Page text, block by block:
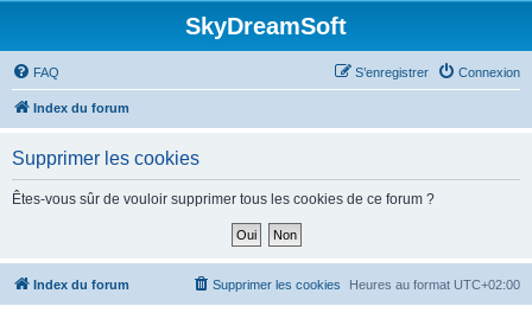
SkyDreamSoft
FAQ Connexion
S’enregistrer
Index du forum
Supprimer les cookies
Êtes-vous sûr de vouloir supprimer tous les cookies de ce forum ?
Index du forum Heures au format UTC+02:00
Supprimer les cookies